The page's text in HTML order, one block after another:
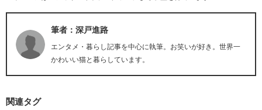
筆者：深戸進路
エンタメ・暮らし記事を中心に執筆。お笑いが好き。世界一
かわいい猫と暮らしています。
関連タグ